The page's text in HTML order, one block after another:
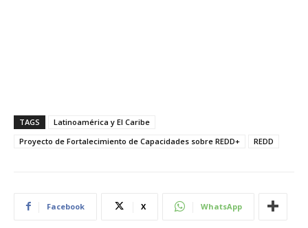
TAGS
Latinoamérica y El Caribe
Proyecto de Fortalecimiento de Capacidades sobre REDD+
REDD
Facebook X WhatsApp